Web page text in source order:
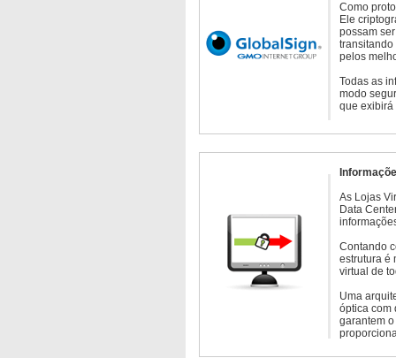
Como
Ele
possam
transitando
pelos
Todas as
modo
que exibirá
As Lojas
Data
Contando
estrutura é
virtual de
Uma
óptica com
garantem